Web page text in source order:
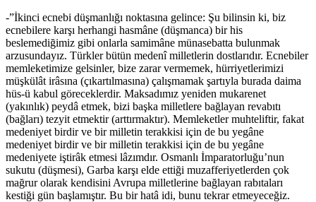
-”İkinci ecnebi düşmanlığı noktasına gelince: Şu bilinsin ki, biz
ecnebilere karşı herhangi hasmâne (düşmanca) bir his
beslemediğimiz gibi onlarla samimâne münasebatta bulunmak
arzusundayız. Türkler bütün medenî milletlerin dostlarıdır. Ecnebiler
memleketimize gelsinler, bize zarar vermemek, hürriyetlerimizi
müşkülât irâsına (çıkartılmasına) çalışmamak şartıyla burada daima
hüs-ü kabul göreceklerdir. Maksadımız yeniden mukarenet
(yakınlık) peydâ etmek, bizi başka milletlere bağlayan revabıtı
(bağları) tezyit etmektir (arttırmaktır). Memleketler muhteliftir, fakat
medeniyet birdir ve bir milletin terakkisi için de bu yegâne
medeniyet birdir ve bir milletin terakkisi için de bu yegâne
medeniyete iştirâk etmesi lâzımdır. Osmanlı İmparatorluğu’nun
sukutu (düşmesi), Garba karşı elde ettiği muzafferiyetlerden çok
mağrur olarak kendisini Avrupa milletlerine bağlayan rabıtaları
kestiği gün başlamıştır. Bu bir hatâ idi, bunu tekrar etmeyeceğiz.